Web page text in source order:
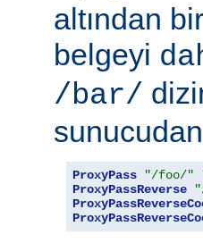
altından
belgeyi
/bar/
ProxyPass "/foo/"
ProxyPassReverse